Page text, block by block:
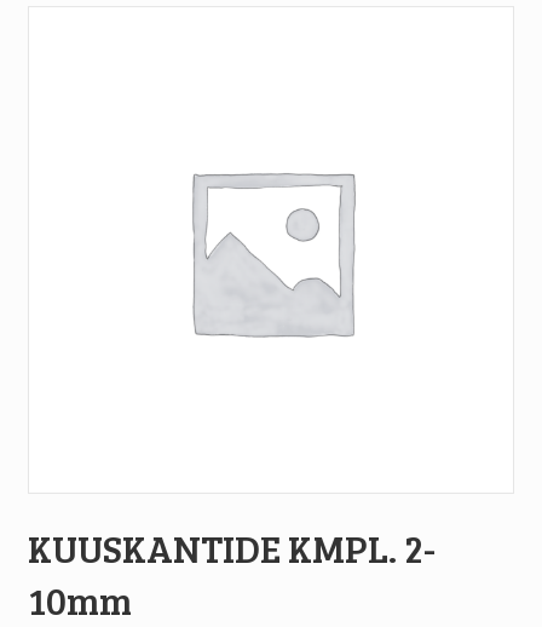
KUUSKANTIDE KMPL. 2-
10mm